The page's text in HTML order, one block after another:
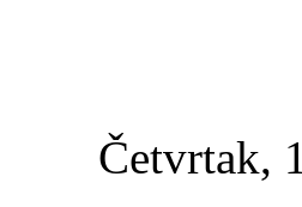
Četvrtak,